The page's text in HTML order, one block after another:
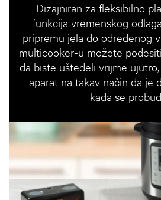
Dizajniran za fleksibilno
funkcija vremenskog
pripremu jela do određenog
multicooker-u možete
da biste uštedeli vrijme
aparat na takav način da je
kada se